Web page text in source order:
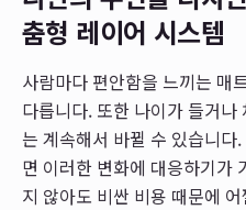
춤형 레이어 시스템
사람마다 편안함을 느끼는 매
다릅니다. 또한 나이가 들거
는 계속해서 바뀔 수 있습니
면 이러한 변화에 대응하기가
지 않아도 비싼 비용 때문에